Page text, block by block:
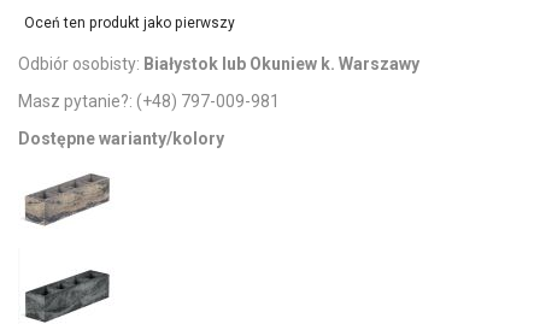
Oceń ten produkt jako pierwszy
Odbiór osobisty: Białystok lub Okuniew k. Warszawy
Masz pytanie?: (+48) 797-009-981
Dostępne warianty/kolory